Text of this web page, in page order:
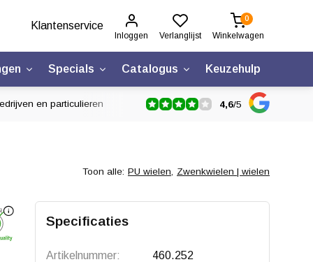
Klantenservice
Inloggen Verlanglijst
0
Winkelwagen
Specials Catalogus Keuzehulp
en particulieren 4,6/5
Toon alle: PU wielen, Zwenkwielen | wielen
Klik om te draaienSpecificaties
Artikelnummer: 460.252